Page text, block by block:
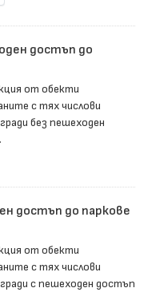
достъп до
от обекти
с тях числови
без пешеходен
достъп до паркове
от обекти
с тях числови
с пешеходен достъп